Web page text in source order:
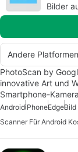
Bilder
Andere Platformen
PhotoScan by
innovative Art und
Smartphone-
AndroidiPhoneEdgeBild
Scanner Für Android